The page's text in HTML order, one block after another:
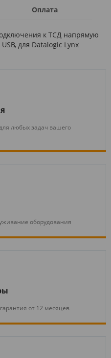
Оплата
к ТСД напрямую
для Datalogic Lynx
любых задач вашего
оборудования
от 12 месяцев